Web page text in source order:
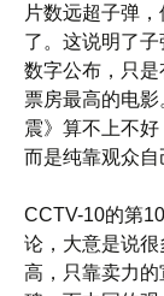
片数远超子弹
了。这说明了
数字公布，只
票房最高的电
震》算不上不好
而是纯靠观众自
CCTV-10的第
论，大意是说
高，只靠卖力